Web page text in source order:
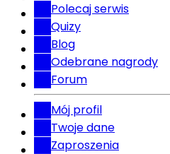
Polecaj serwis
Quizy
Blog
Odebrane nagrody
Forum
Mój profil
Twoje dane
Zaproszenia